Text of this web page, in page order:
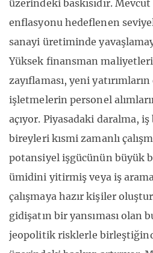
üzerindeki baskısıdır.
enflasyonu hedeflenen
sanayi üretiminde
Yüksek finansman
zayıflaması, yeni
işletmelerin personel
açıyor. Piyasadaki daralma,
bireyleri kısmi zamanlı
potansiyel işgücünün büyük
ümidini yitirmiş veya iş
çalışmaya hazır kişiler
gidişatın bir yansıması olan
jeopolitik risklerle